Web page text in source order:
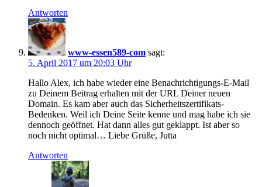
Antworten
www-essen589-com sagt:
5. April 2017 um 20:03 Uhr
Hallo Alex, ich habe wieder eine Benachrichtigungs-E-Mail
zu Deinem Beitrag erhalten mit der URL Deiner neuen
Domain. Es kam aber auch das Sicherheitszertifikats-
Bedenken. Weil ich Deine Seite kenne und mag habe ich sie
dennoch geöffnet. Hat dann alles gut geklappt. Ist aber so
noch nicht optimal… Liebe Grüße, Jutta
Antworten